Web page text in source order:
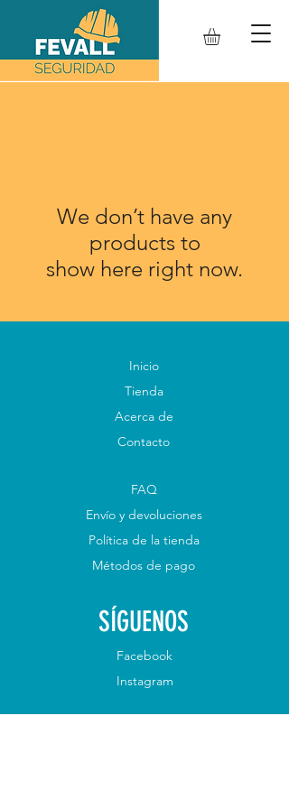
We don’t have any
products to
show here right now.
Inicio
Tienda
Acerca de
Contacto
FAQ
Envío y devoluciones
Política de la tienda
Métodos de pago
SÍGUENOS
Facebook
Instagram